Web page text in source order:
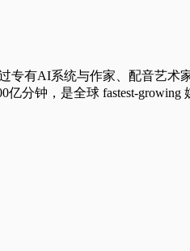
有AI系统与作家、配音艺
分钟，是全球 fastest-growing